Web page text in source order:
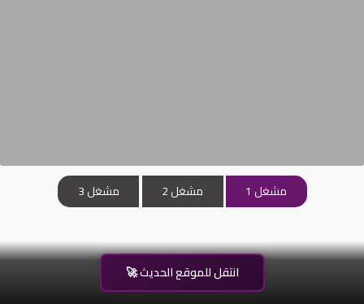
مشغل 1 مشغل 2 مشغل 3
🚀 انتقل للموقع الحديث